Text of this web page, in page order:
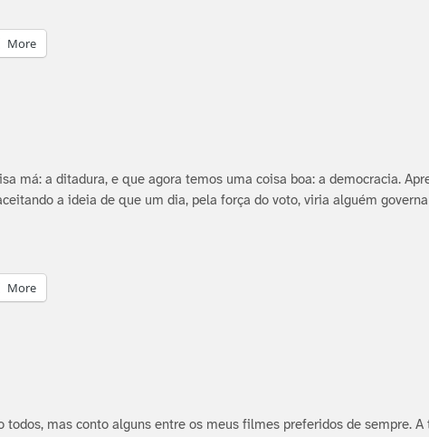
More
má: a ditadura, e que agora temos uma coisa boa: a democracia.
a ideia de que um dia, pela força do voto, viria alguém
More
mas conto alguns entre os meus filmes preferidos de sempre. A